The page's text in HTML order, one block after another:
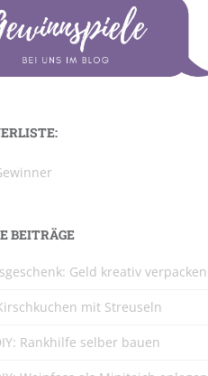
BEITRÄGE
Geld kreativ verpacken
mit Streuseln
Rankhilfe selber bauen